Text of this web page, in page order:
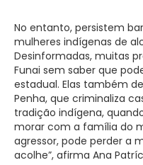
No entanto, persistem
mulheres indígenas de
Desinformadas, muitas
Funai sem saber que
estadual. Elas também
Penha, que criminaliza
tradição indígena,
morar com a família do
agressor, pode perder a
acolhe”, afirma Ana